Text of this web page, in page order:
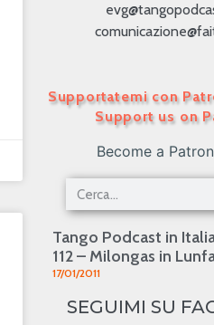
Supportatemi con
Support us on
Become a
Tango Podcast in
112 – Milongas in
17/01/2011
SEGUIMI SU